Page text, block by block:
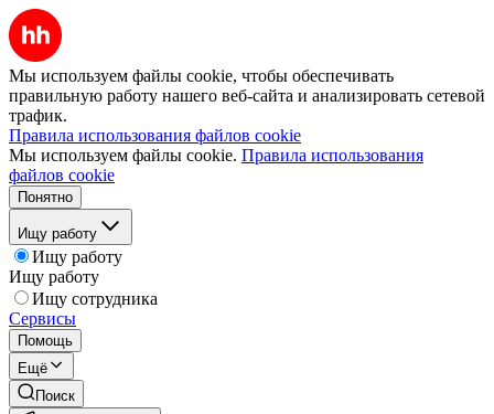
Мы используем файлы cookie, чтобы обеспечивать
правильную работу нашего веб-сайта и анализировать сетевой
трафик.
Правила использования файлов cookie
Мы используем файлы cookie. Правила использования
файлов cookie
Понятно
Ищу работу
Ищу работу
Ищу работу
Ищу сотрудника
Сервисы
Помощь
Ещё
Поиск